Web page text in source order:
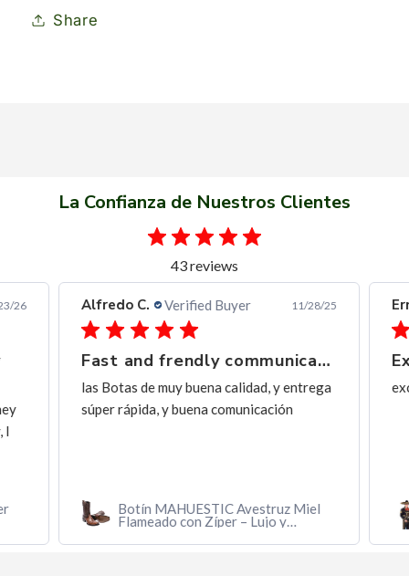
Share
La Confianza de Nuestros Clientes
43 reviews
26 Alfredo C. Verified Buyer 11/28/25
Fast and frendly communication
las Botas de muy buena calidad, y entrega
súper rápida, y buena comunicación
Botín MAHUESTIC Avestruz Miel
Flameado con Zíper – Lujo y